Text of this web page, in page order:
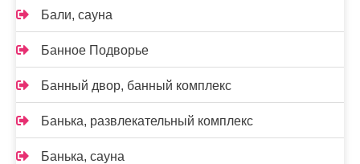
Бали, сауна
Банное Подворье
Банный двор, банный комплекс
Банька, развлекательный комплекс
Банька, сауна